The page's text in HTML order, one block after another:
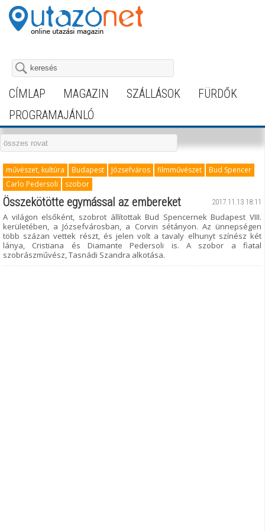
CÍMLAP MAGAZIN SZÁLLÁSOK
FÜRDŐK
PROGRAMAJÁNLÓ
művészet, kultúra Budapest Józsefváros filmművészet
Bud Spencer
Carlo Pedersoli
szobor
2017.11.13 18:11
Összekötötte egymással az embereket
A világon elsőként, szobrot állítottak Bud Spencernek Budapest VIII.
kerületében, a Józsefvárosban, a Corvin sétányon. Az ünnepségen
több százan vettek részt, és jelen volt a tavaly elhunyt színész két
lánya, Cristiana és Diamante Pedersoli is. A szobor a fiatal
szobrászművész, Tasnádi Szandra alkotása.